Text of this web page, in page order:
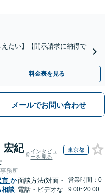
たい】【開示請求に納得で
料金表を見る
メールでお問い合わせ
宏紀
インタビュ
ーを見る
東京都
務所
市 か
相談
面談方法(対面・
電話・ビデオな
営業時間：0
9:00~20:00